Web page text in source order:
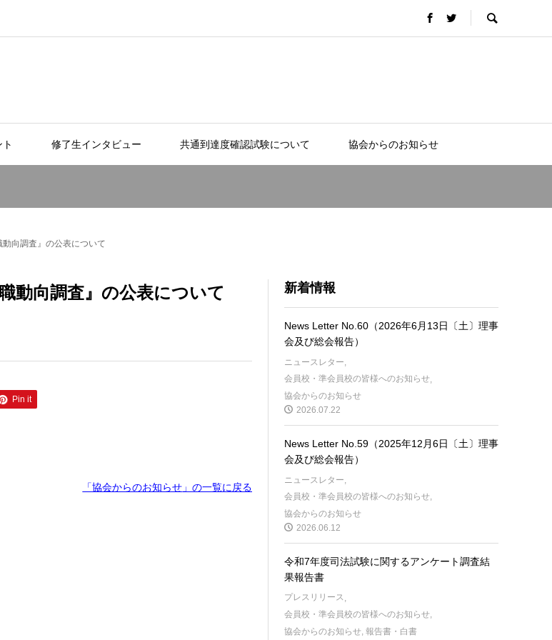
修了生インタビュー 共通到達度確認試験について 協会からのお知らせ
向調査』の公表について
動向調査』の公表について
Pin it
「協会からのお知らせ 」の一覧に戻る
新着情報
News Letter No.60（2026年6月13日〔土〕理事
会及び総会報告）
ニュースレター
会員校・準会員校の皆様へのお知らせ
協会からのお知らせ
2026.07.22
News Letter No.59（2025年12月6日〔土〕理事
会及び総会報告）
ニュースレター
会員校・準会員校の皆様へのお知らせ,
協会からのお知らせ
2026.06.12
令和7年度司法試験に関するアンケート調査結
果報告書
プレスリリース
会員校・準会員校の皆様へのお知らせ,
協会からのお知らせ ,報告書・白書